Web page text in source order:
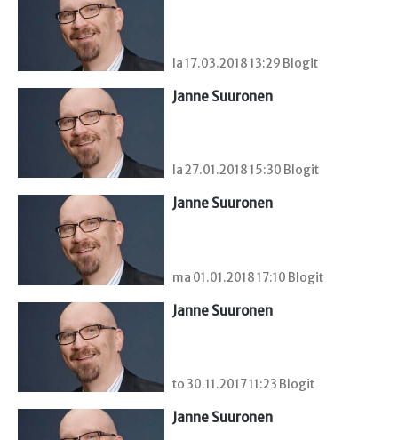
la 17.03.2018 13:29 Blogit
Janne Suuronen
la 27.01.2018 15:30 Blogit
Janne Suuronen
ma 01.01.2018 17:10 Blogit
Janne Suuronen
to 30.11.2017 11:23 Blogit
Janne Suuronen